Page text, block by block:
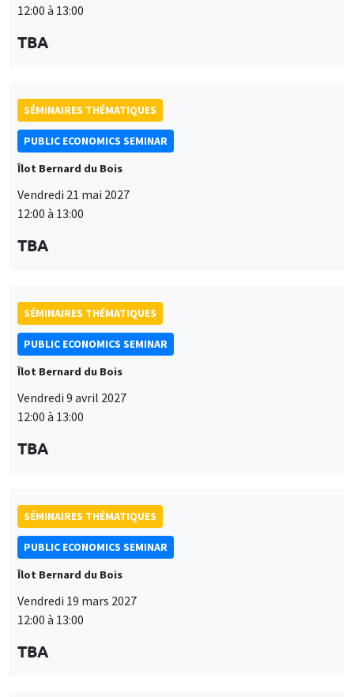
12:00 à 13:00
TBA
SÉMINAIRES THÉMATIQUES
PUBLIC ECONOMICS SEMINAR
Îlot Bernard du Bois
Vendredi 21 mai 2027
12:00 à 13:00
TBA
SÉMINAIRES THÉMATIQUES
PUBLIC ECONOMICS SEMINAR
Îlot Bernard du Bois
Vendredi 9 avril 2027
12:00 à 13:00
TBA
SÉMINAIRES THÉMATIQUES
PUBLIC ECONOMICS SEMINAR
Îlot Bernard du Bois
Vendredi 19 mars 2027
12:00 à 13:00
TBA